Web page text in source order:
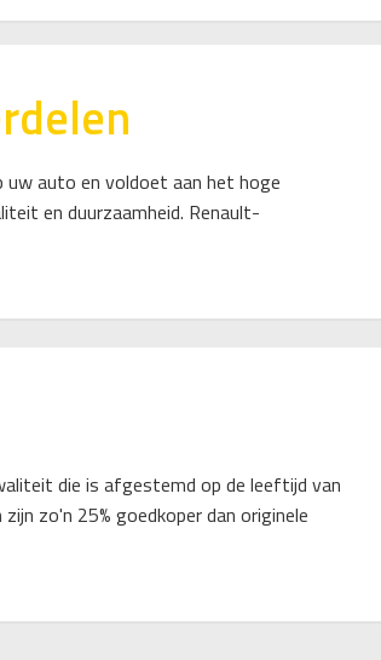
uw auto en voldoet aan het hoge
en duurzaamheid. Renault-
die is afgestemd op de leeftijd van
zo'n 25% goedkoper dan originele